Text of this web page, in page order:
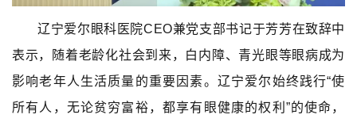
辽宁爱尔眼科医院CEO兼党支部书记于芳芳在致辞中
表示，随着老龄化社会到来，白内障、青光眼等眼病成为
影响老年人生活质量的重要因素。辽宁爱尔始终践行“使
所有人，无论贫穷富裕，都享有眼健康的权利”的使命，